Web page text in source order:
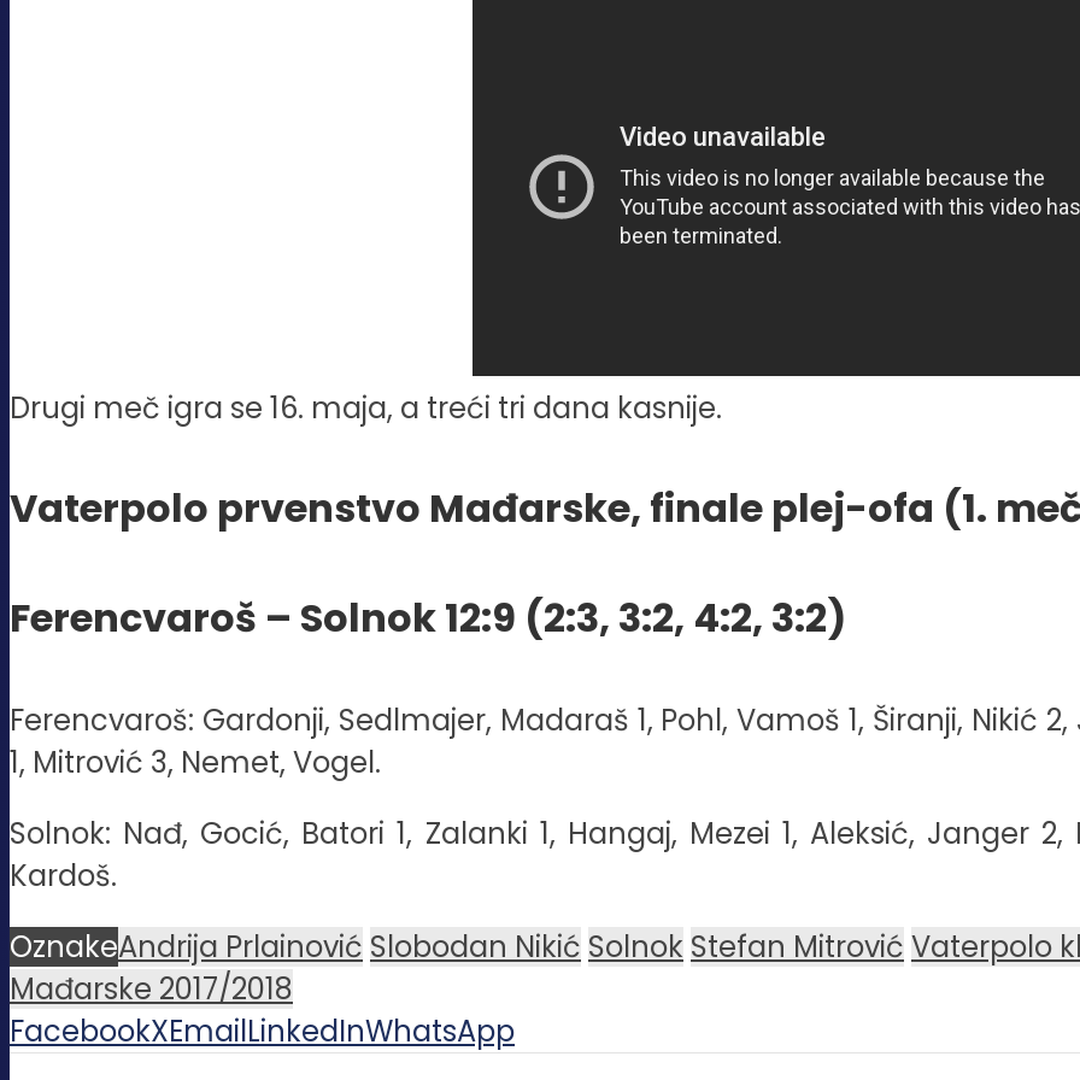
Drugi meč igra se 16. maja, a treći tri dana kasnije.
Vaterpolo prvenstvo Mađarske, finale plej-ofa (1.
Ferencvaroš – Solnok 12:9 (2:3, 3:2, 4:2, 3:2)
Ferencvaroš: Gardonji, Sedlmajer, Madaraš 1, Pohl, Vamoš 1, Širanji, Nikić
1, Mitrović 3, Nemet, Vogel.
Solnok: Nađ, Gocić, Batori 1, Zalanki 1, Hangaj, Mezei 1, Aleksić, Janger
Kardoš.
OznakeAndrija Prlainović Slobodan Nikić Solnok Stefan Mitrović Vaterpolo
Mađarske 2017/2018
FacebookXEmailLinkedInWhatsApp